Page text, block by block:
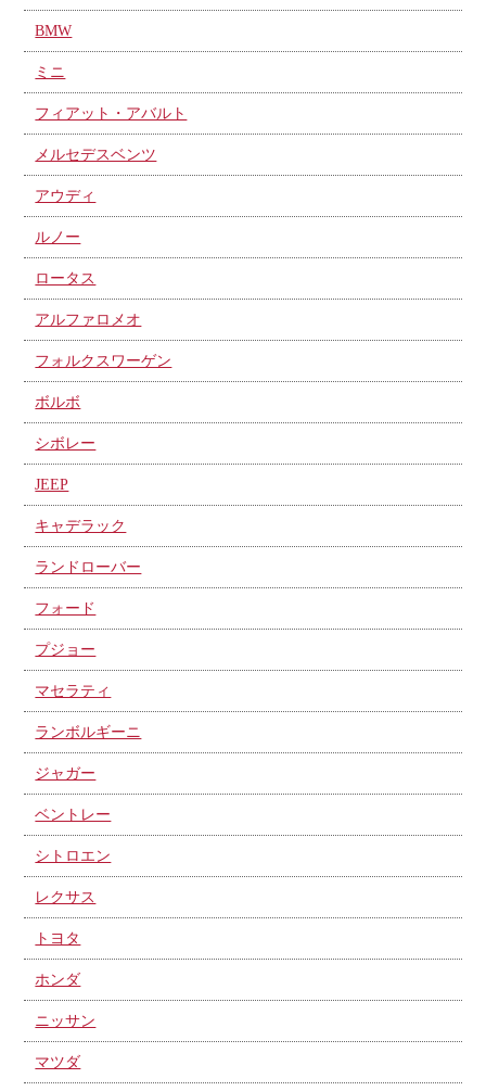
BMW
ミニ
フィアット・アバルト
メルセデスベンツ
アウディ
ルノー
ロータス
アルファロメオ
フォルクスワーゲン
ボルボ
シボレー
JEEP
キャデラック
ランドローバー
フォード
プジョー
マセラティ
ランボルギーニ
ジャガー
ベントレー
シトロエン
レクサス
トヨタ
ホンダ
ニッサン
マツダ